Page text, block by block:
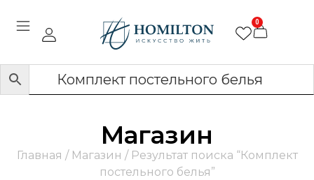
0
Магазин
Главная / Магазин / Результат поиска “Комплект
постельного белья”